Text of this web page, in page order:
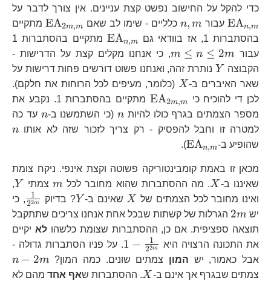
כדי להקל על החישוב נפשט קצת עניינים. אין צורך לדבר על
EAn,m עבור n,m n, m כלליים - שימו לב שאם EA2m,m
מתקיים
בהסתברות 1, אז בוודאי גם
\text{EA}_{n,m}
EAn,m
מתקיים בהסתברות 1
עבור
m\le
n\le2m
m ≤ n ≤ 2m
, כי אנחנו מקלים קצת על הדרישות -
הקבוצה
Y Y נותרת זהה, ואנחנו פשוט דורשים פחות דרישות על
שאר האיברים ב-
X X (כלומר, מעיפים לכל הרוחות את חלקם).
לכן די להוכיח כי\text{EA}_{2m,m}
EA2m,m
מתקיים בהסתברות 1. נקבע את
מספר הצמתים בגרף כולו להיות
n
n(כי השתמשנו ב- n
n עד כה
למטרה זו וחבל להפסיק - רק צריך לזכור שזה לא אותו n
שהופיע ב- EAn,m
).
מכאן זו באמת קומבינטוריקה פשוטה וקצת אינפי. ניקח צומת
שאיננו ב-
X X. מה ההסתברות שהוא מחובר לכל m
m צמתי Y
Y
,
ואינו מחובר לכל הצמתים של
X
X שאינם ב- Y
Y? בדיוק 22m
1
, כי
יש
2m 2m
הגרלות של קשתות שבכל אחת אנחנו צריכים שתתקבל
תוצאה ספציפית. אם כן, ההסתברות שצומת כלשהולא יקיים
את התכונה הרצויה היא 1-
\frac{1}
{2^{2m}}
1 − 22m
1
. על פניו הסתברות גדולה -
אבל כאמור, יש המון צמתים שונים. כמה המון? n − 2m
צמתים שבגרף אך אינם ב- X X. ההסתברות שאף אחדמהם לא